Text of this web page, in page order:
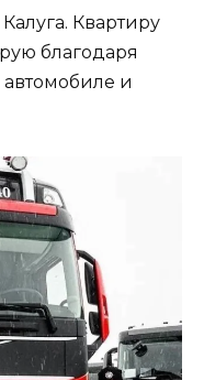
Квартиру
благодаря
и